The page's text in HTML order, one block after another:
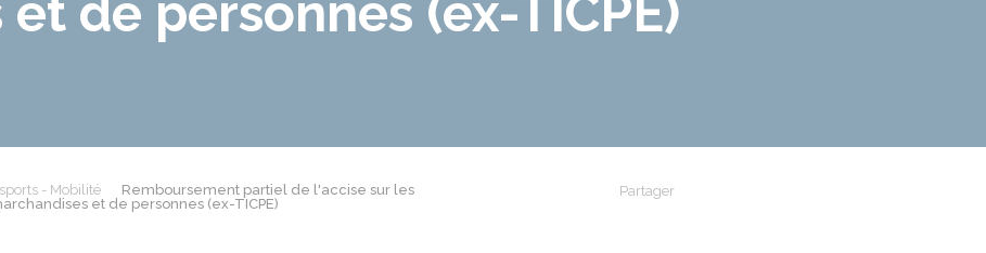
de personnes (ex-TICPE)
- Mobilité
Remboursement partiel de l'accise sur les
et de personnes (ex-TICPE)
Partager